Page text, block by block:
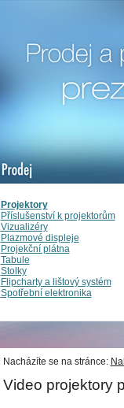
Projektory
Příslušenství k projektorům
Vizualizéry
Plazmové displeje
Projekční plátna
Tabule
Stolky
Flipcharty a lištový systém
Spotřební elektronika
Nacházíte se na stránce:
Video projektory